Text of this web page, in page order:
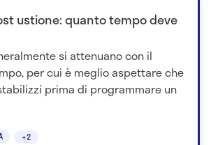
ustione: quanto tempo deve
si attenuano con il
per cui è meglio aspettare che
prima di programmare un
+2